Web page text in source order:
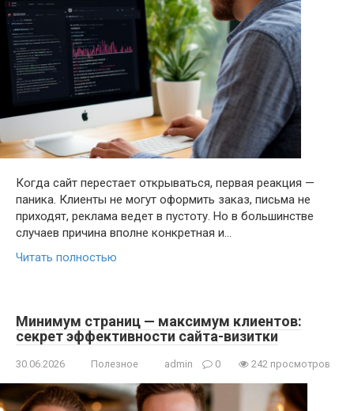
Когда сайт перестает открываться, первая реакция —
паника. Клиенты не могут оформить заказ, письма не
приходят, реклама ведет в пустоту. Но в большинстве
случаев причина вполне конкретная и…
Читать полностью
Минимум страниц — максимум клиентов:
секрет эффективности сайта-визитки
30.06.2026 Полезное admin 0 242 просмотров